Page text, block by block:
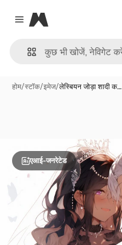
Close menu
Magnific
होम/स्टॉक/इमेज/लेस्बियन जोड़ा शादी क…
एआई-जनरेटेड